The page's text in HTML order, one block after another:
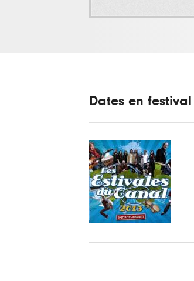
Dates en festival